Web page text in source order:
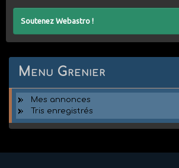
Soutenez Webastro !
Menu Grenier
Mes annonces
Tris enregistrés